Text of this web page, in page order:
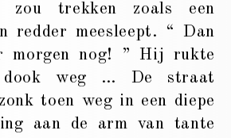
zou trekken zoals een
redder meesleept. “ Dan
morgen nog! ” Hij rukte
weg … De straat
toen weg in een diepe
aan de arm van tante